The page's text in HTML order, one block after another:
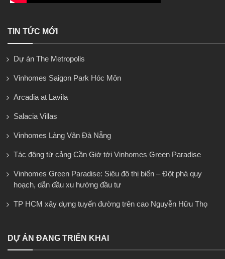
TIN TỨC MỚI
Dự án The Metropolis
Vinhomes Saigon Park Hóc Môn
Arcadia at Lavila
Salacia Villas
Vinhomes Làng Vân Đà Nẵng
Tác động từ cảng Cần Giờ tới Vinhomes Green Paradise
Vinhomes Green Paradise: Siêu đô thị biển – Đột phá quy
hoạch, dẫn đầu xu hướng đầu tư
TP HCM xây dựng tuyến đường trên cao Nguyễn Hữu Thọ
DỰ ÁN ĐANG TRIỂN KHAI